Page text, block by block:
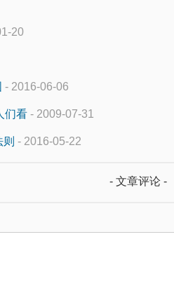
20
- 2016-06-06
们看 - 2009-07-31
- 2016-05-22
- 文章评论 -